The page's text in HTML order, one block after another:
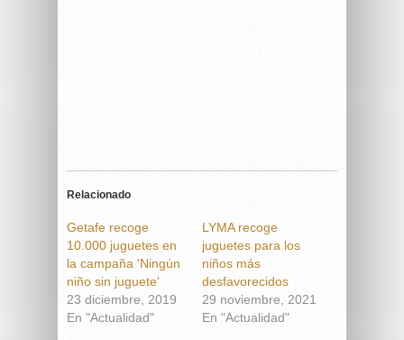
Relacionado
Getafe recoge
10.000 juguetes en
la campaña 'Ningún
niño sin juguete'
23 diciembre, 2019
En "Actualidad"
LYMA recoge
juguetes para los
niños más
desfavorecidos
29 noviembre, 2021
En "Actualidad"